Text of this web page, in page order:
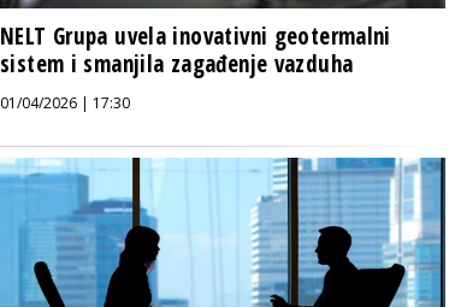
NELT Grupa uvela inovativni geotermalni
sistem i smanjila zagađenje vazduha
01/04/2026 | 17:30